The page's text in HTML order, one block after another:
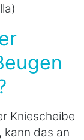
Kniescheibe
kann das an